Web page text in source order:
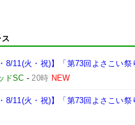
8/11(火・祝)】「第73回よさこい
ドSC -20時 NEW
8/11(火・祝)】「第73回よさこい